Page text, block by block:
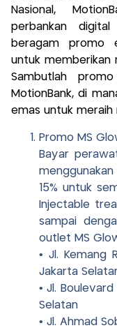
Nasional,
perbankan
beragam promo
untuk memberikan
Sambutlah
MotionBank, di
emas untuk meraih
Promo MS
Bayar
menggunakan
15% untuk
Injectable
sampai
outlet MS
• Jl. Kemang
Jakarta
• Jl. Boulevard
Selatan
• Jl. Ahmad